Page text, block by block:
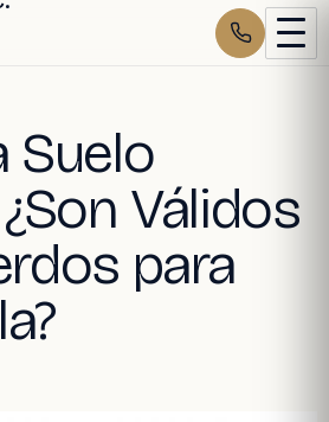
Suelo
Válidos
para